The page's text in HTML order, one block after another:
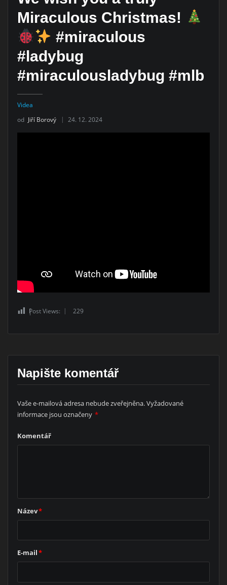
Miraculous Christmas!
#miraculous
#ladybug
#miraculousladybug #mlb
Videa
od Jiří Borový 24. 12. 2024
Post Views: 229
Napište komentář
Vaše e-mailová adresa nebude zveřejněna.Vyžadované
informace jsou označeny *
Komentář
Název*
E-mail*